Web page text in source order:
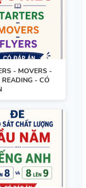
HỌC
9 - CÓ ĐÁP
TỪNG
ĐÁP ÁN
- MOVERS -
READING - CÓ